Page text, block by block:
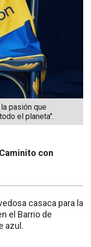
pasión que
el planeta".
con
casaca para la
el Barrio de
azul.